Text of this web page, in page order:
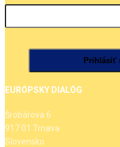
EURÓPSKY DIALÓG
Šrobárova 6
917 01 Trnava
Slovensko